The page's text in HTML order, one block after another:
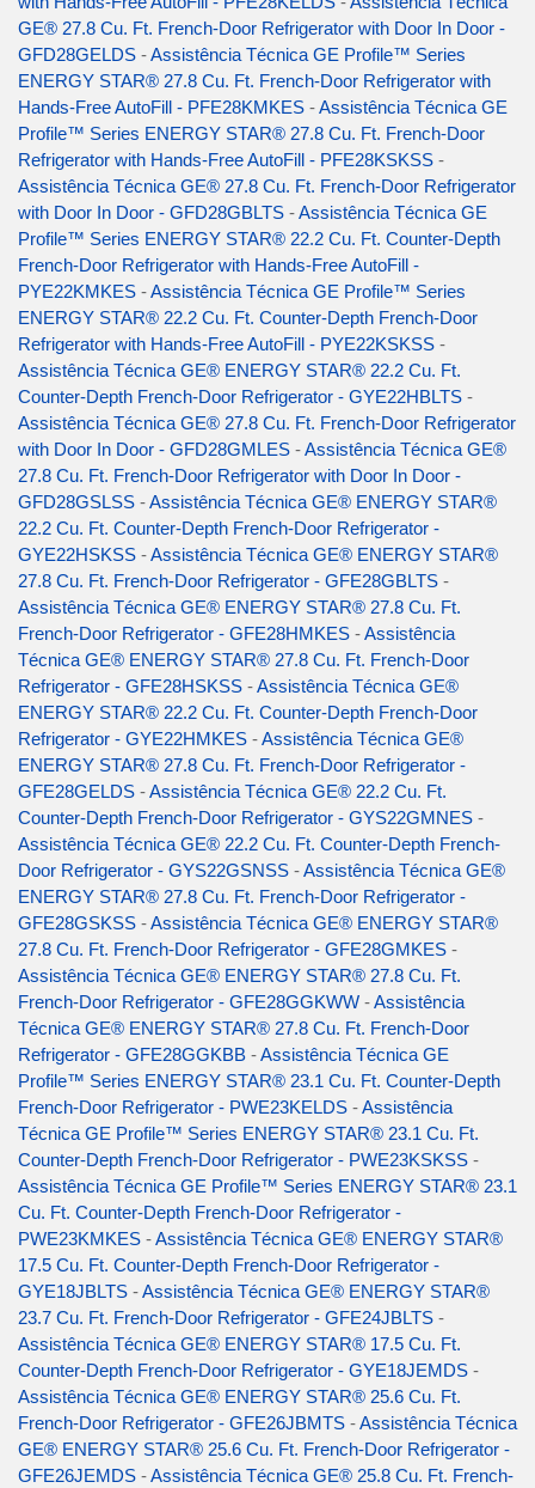
GE® 27.8 Cu. Ft. French-Door Refrigerator with Door In Door -
GFD28GELDS -Assistência Técnica GE Profile™ Series
ENERGY STAR® 27.8 Cu. Ft. French-Door Refrigerator with
Hands-Free AutoFill - PFE28KMKES -Assistência Técnica GE
Profile™ Series ENERGY STAR® 27.8 Cu. Ft. French-Door
Refrigerator with Hands-Free AutoFill - PFE28KSKSS -
Assistência Técnica GE® 27.8 Cu. Ft. French-Door Refrigerator
with Door In Door - GFD28GBLTS -Assistência Técnica GE
Profile™ Series ENERGY STAR® 22.2 Cu. Ft. Counter-Depth
French-Door Refrigerator with Hands-Free AutoFill -
PYE22KMKES -Assistência Técnica GE Profile™ Series
ENERGY STAR® 22.2 Cu. Ft. Counter-Depth French-Door
Refrigerator with Hands-Free AutoFill - PYE22KSKSS -
Assistência Técnica GE® ENERGY STAR® 22.2 Cu. Ft.
Counter-Depth French-Door Refrigerator - GYE22HBLTS -
Assistência Técnica GE® 27.8 Cu. Ft. French-Door Refrigerator
with Door In Door - GFD28GMLES -Assistência Técnica GE®
27.8 Cu. Ft. French-Door Refrigerator with Door In Door -
GFD28GSLSS -Assistência Técnica GE® ENERGY STAR®
22.2 Cu. Ft. Counter-Depth French-Door Refrigerator -
GYE22HSKSS -Assistência Técnica GE® ENERGY STAR®
27.8 Cu. Ft. French-Door Refrigerator - GFE28GBLTS -
Assistência Técnica GE® ENERGY STAR® 27.8 Cu. Ft.
French-Door Refrigerator - GFE28HMKES -Assistência
Técnica GE® ENERGY STAR® 27.8 Cu. Ft. French-Door
Refrigerator - GFE28HSKSS -Assistência Técnica GE®
ENERGY STAR® 22.2 Cu. Ft. Counter-Depth French-Door
Refrigerator - GYE22HMKES -Assistência Técnica GE®
ENERGY STAR® 27.8 Cu. Ft. French-Door Refrigerator -
GFE28GELDS -Assistência Técnica GE® 22.2 Cu. Ft.
Counter-Depth French-Door Refrigerator - GYS22GMNES -
Assistência Técnica GE® 22.2 Cu. Ft. Counter-Depth French-
Door Refrigerator - GYS22GSNSS -Assistência Técnica GE®
ENERGY STAR® 27.8 Cu. Ft. French-Door Refrigerator -
GFE28GSKSS -Assistência Técnica GE® ENERGY STAR®
27.8 Cu. Ft. French-Door Refrigerator - GFE28GMKES -
Assistência Técnica GE® ENERGY STAR® 27.8 Cu. Ft.
French-Door Refrigerator - GFE28GGKWW -Assistência
Técnica GE® ENERGY STAR® 27.8 Cu. Ft. French-Door
Refrigerator - GFE28GGKBB -Assistência Técnica GE
Profile™ Series ENERGY STAR® 23.1 Cu. Ft. Counter-Depth
French-Door Refrigerator - PWE23KELDS -Assistência
Técnica GE Profile™ Series ENERGY STAR® 23.1 Cu. Ft.
Counter-Depth French-Door Refrigerator - PWE23KSKSS -
Assistência Técnica GE Profile™ Series ENERGY STAR® 23.1
Cu. Ft. Counter-Depth French-Door Refrigerator -
PWE23KMKES -Assistência Técnica GE® ENERGY STAR®
17.5 Cu. Ft. Counter-Depth French-Door Refrigerator -
GYE18JBLTS -Assistência Técnica GE® ENERGY STAR®
23.7 Cu. Ft. French-Door Refrigerator - GFE24JBLTS -
Assistência Técnica GE® ENERGY STAR® 17.5 Cu. Ft.
Counter-Depth French-Door Refrigerator - GYE18JEMDS -
Assistência Técnica GE® ENERGY STAR® 25.6 Cu. Ft.
French-Door Refrigerator - GFE26JBMTS -Assistência Técnica
GE® ENERGY STAR® 25.6 Cu. Ft. French-Door Refrigerator -
GFE26JEMDS -Assistência Técnica GE® 25.8 Cu. Ft. French-